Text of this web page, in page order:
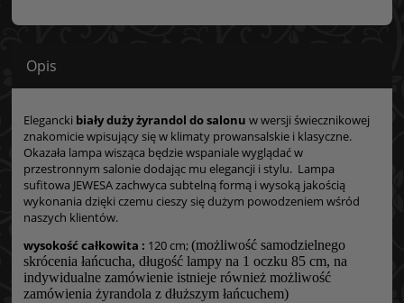
Opis
Elegancki biały duży żyrandol do salonu w wersji świecznikowej
znakomicie wpisujący się w klimaty prowansalskie i klasyczne.
Okazała lampa wisząca będzie wspaniale wyglądać w
przestronnym salonie dodając mu elegancji i stylu. Lampa
sufitowa JEWESA zachwyca subtelną formą i wysoką jakością
wykonania dzięki czemu cieszy się dużym powodzeniem wśród
naszych klientów.
wysokość całkowita : 120 cm;(możliwość samodzielnego
skrócenia łańcucha, długość lampy na 1 oczku 85 cm, na
indywidualne zamówienie istnieje również możliwość
zamówienia żyrandola z dłuższym łańcuchem)